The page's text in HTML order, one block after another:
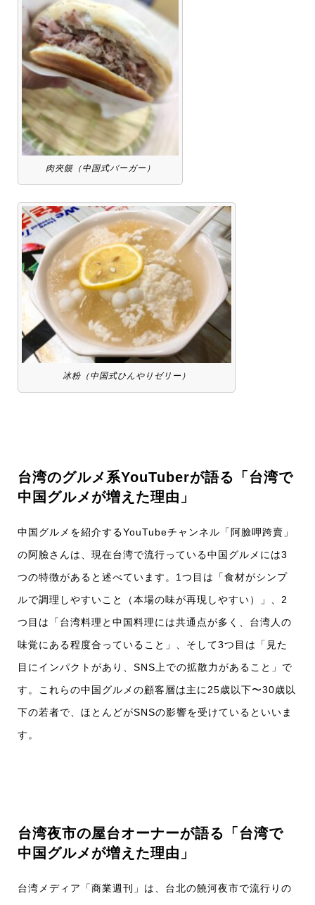
肉夾饃（中国式バーガー）
冰粉（中国式ひんやりゼリー）
台湾のグルメ系YouTuberが語る「台湾で
中国グルメが増えた理由」
中国グルメを紹介するYouTubeチャンネル「阿臉呷跨賣」
の阿臉さんは、現在台湾で流行っている中国グルメには3
つの特徴があると述べています。1つ目は「食材がシンプ
ルで調理しやすいこと（本場の味が再現しやすい）」、2
つ目は「台湾料理と中国料理には共通点が多く、台湾人の
味覚にある程度合っていること」、そして3つ目は「見た
目にインパクトがあり、SNS上での拡散力があること」で
す。これらの中国グルメの顧客層は主に25歳以下〜30歳以
下の若者で、ほとんどがSNSの影響を受けているといいま
す。
台湾夜市の屋台オーナーが語る「台湾で
中国グルメが増えた理由」
台湾メディア「商業週刊」は、台北の饒河夜市で流行りの